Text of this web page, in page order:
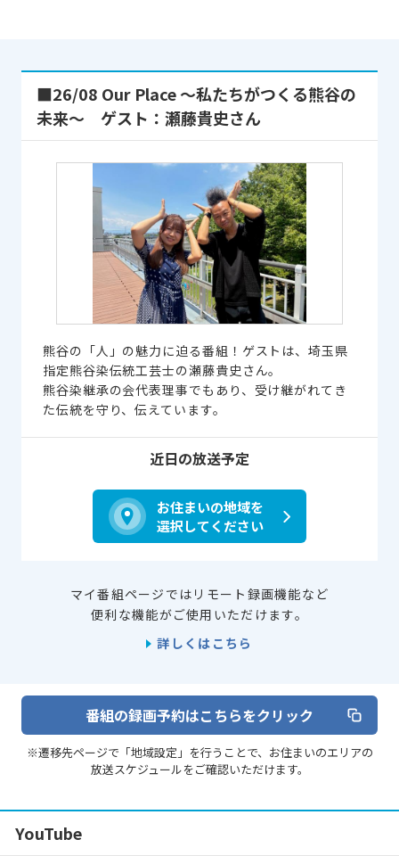
■26/08 Our Place ～私たちがつくる熊谷の
未来～ ゲスト：瀬藤貴史さん
熊谷の「人」の魅力に迫る番組！ゲストは、埼玉県
指定熊谷染伝統工芸士の瀬藤貴史さん。
熊谷染継承の会代表理事でもあり、受け継がれてき
た伝統を守り、伝えています。
近日の放送予定
お住まいの地域を
選択してください
マイ番組ページではリモート録画機能など
便利な機能がご使用いただけます。
詳しくはこちら
番組の録画予約はこちらをクリック
※遷移先ページで「地域設定」を行うことで、お住まいのエリアの
放送スケジュールをご確認いただけます。
YouTube